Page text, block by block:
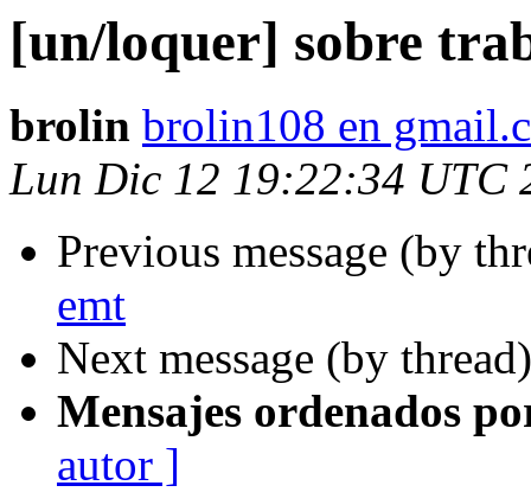
[un/loquer] sobre
brolin brolin108 en
Lun Dic 12 19:22:34 UTC
Previous message (by
emt
Next message (by
Mensajes ordenados
autor ]